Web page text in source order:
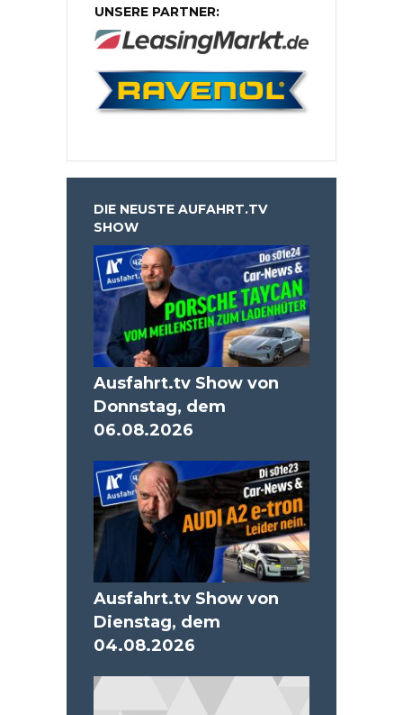
UNSERE PARTNER:
DIE NEUSTE AUFAHRT.TV
SHOW
Ausfahrt.tv Show von
Donnstag, dem
06.08.2026
Ausfahrt.tv Show von
Dienstag, dem
04.08.2026